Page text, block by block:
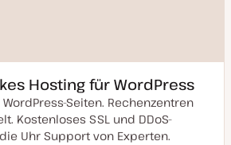
Hosting für WordPress
Seiten. Rechenzentren
Kostenloses SSL und DDoS-
Uhr Support von Experten.